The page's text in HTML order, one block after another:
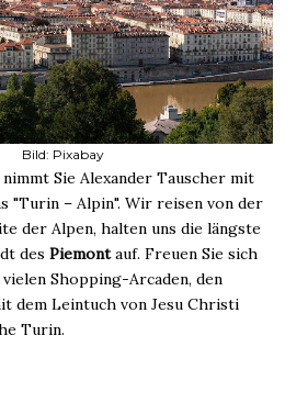
Bild: Pixabay
Sie Alexander Tauscher mit
"Turin – Alpin". Wir reisen von der
der Alpen, halten uns die längste
des Piemontauf. Freuen Sie sich
Shopping-Arcaden, den
dem Leintuch von Jesu Christi
Turin.